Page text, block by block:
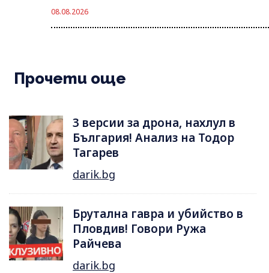
08.08.2026
Прочети още
3 версии за дрона, нахлул в
България! Анализ на Тодор
Тагарев
darik.bg
Брутална гавра и убийство в
Пловдив! Говори Ружа
Райчева
darik.bg